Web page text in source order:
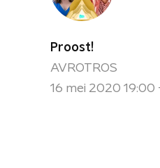
Proost!
AVROTROS
16 mei 2020 19:00